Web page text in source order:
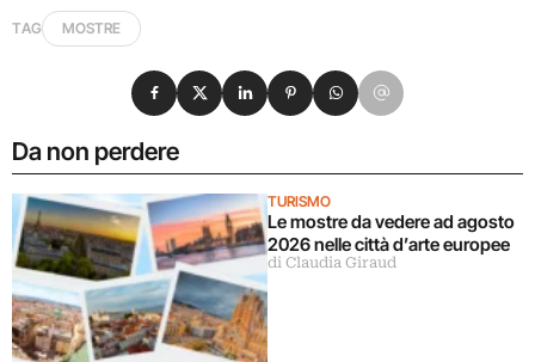
TAG MOSTRE
Da non perdere
TURISMO
Le mostre da vedere ad agosto
2026 nelle città d’arte europee
di Claudia Giraud
Condividi su Facebook
Condividi su X
Condividi su LinkedIn
Condividi su Pinterest
Condividi su WhatsApp
Condividi su Email